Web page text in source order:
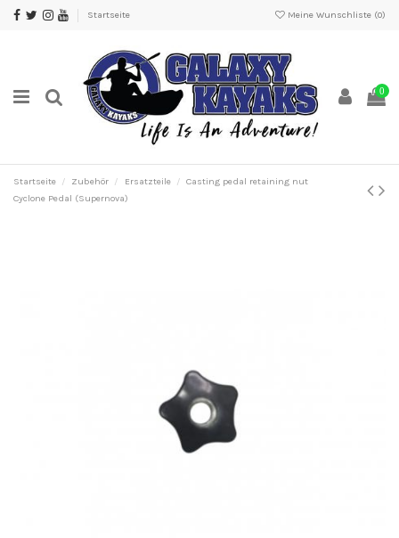
Startseite Meine Wunschliste (0)
0
Startseite Zubehör Ersatzteile
Casting pedal retaining nut
Cyclone Pedal (Supernova)